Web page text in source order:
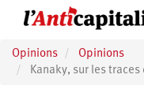
principal
Opinions
Opinions
Kanaky, sur les